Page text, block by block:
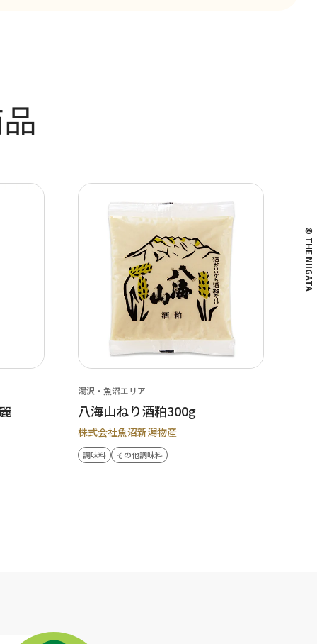
湯沢・魚沼エリア
八海山ねり酒粕300g
株式会社魚沼新潟物産
調味料 その他調味料
© THE NIIGATA